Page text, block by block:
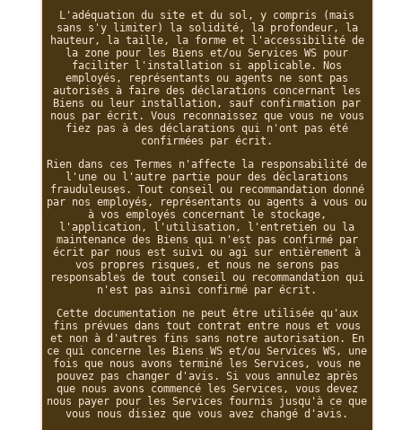
L'adéquation du site et du sol, y compris (mais
sans s'y limiter) la solidité, la profondeur, la
hauteur, la taille, la forme et l'accessibilité de
la zone pour les Biens et/ou Services WS pour
faciliter l'installation si applicable. Nos
employés, représentants ou agents ne sont pas
autorisés à faire des déclarations concernant les
Biens ou leur installation, sauf confirmation par
nous par écrit. Vous reconnaissez que vous ne vous
fiez pas à des déclarations qui n'ont pas été
confirmées par écrit.
Rien dans ces Termes n'affecte la responsabilité de
l'une ou l'autre partie pour des déclarations
frauduleuses. Tout conseil ou recommandation donné
par nos employés, représentants ou agents à vous ou
à vos employés concernant le stockage,
l'application, l'utilisation, l'entretien ou la
maintenance des Biens qui n'est pas confirmé par
écrit par nous est suivi ou agi sur entièrement à
vos propres risques, et nous ne serons pas
responsables de tout conseil ou recommandation qui
n'est pas ainsi confirmé par écrit.
Cette documentation ne peut être utilisée qu'aux
fins prévues dans tout contrat entre nous et vous
et non à d'autres fins sans notre autorisation. En
ce qui concerne les Biens WS et/ou Services WS, une
fois que nous avons terminé les Services, vous ne
pouvez pas changer d'avis. Si vous annulez après
que nous avons commencé les Services, vous devez
nous payer pour les Services fournis jusqu'à ce que
vous nous disiez que vous avez changé d'avis.